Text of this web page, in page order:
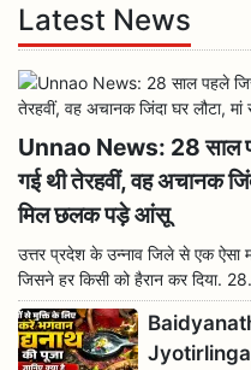
Latest News
Unnao News: 28 साल
गई थी तेरहवीं, वह अचानक
मिल छलक पड़े आंसू
उत्तर प्रदेश के उन्नाव जिले से एक ऐसा
जिसने हर किसी को हैरान कर दिया.
Jyotirlinga: